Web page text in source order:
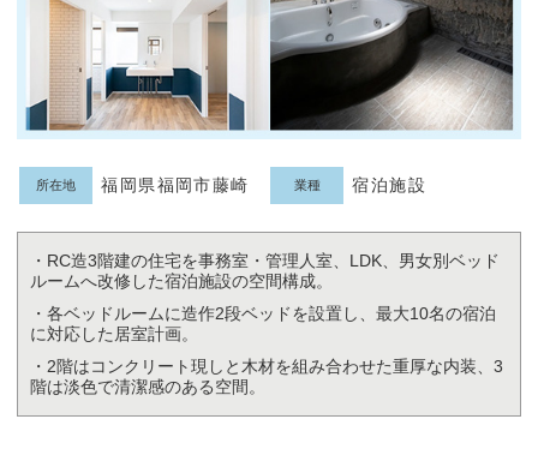
所在地 福岡県福岡市藤崎 業種 宿泊施設
・RC造3階建の住宅を事務室・管理人室、LDK、男女別ベッド
ルームへ改修した宿泊施設の空間構成。
・各ベッドルームに造作2段ベッドを設置し、最大10名の宿泊
に対応した居室計画。
・2階はコンクリート現しと木材を組み合わせた重厚な内装、3
階は淡色で清潔感のある空間。